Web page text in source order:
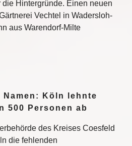
die Hintergründe. Einen neuen
Vechtel in Wadersloh-
aus Warendorf-Milte
Köln lehnte
500 Personen ab
des Kreises Coesfeld
die fehlenden